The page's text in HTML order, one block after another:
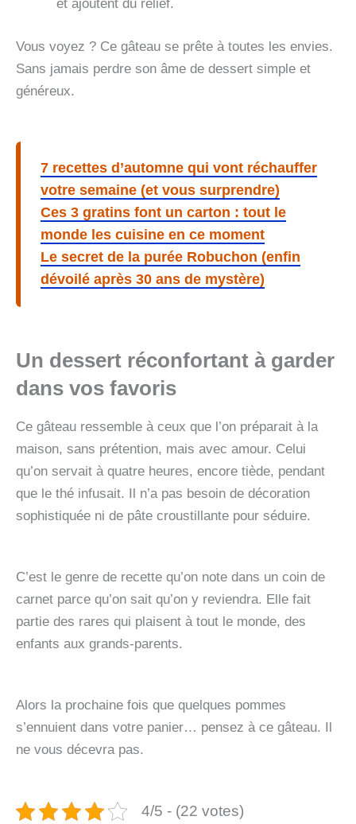
et ajoutent du relief.
Vous voyez ? Ce gâteau se prête à toutes les envies.
Sans jamais perdre son âme de dessert simple et
généreux.
7 recettes d’automne qui vont réchauffer
votre semaine (et vous surprendre)
Ces 3 gratins font un carton : tout le
monde les cuisine en ce moment
Le secret de la purée Robuchon (enfin
dévoilé après 30 ans de mystère)
Un dessert réconfortant à garder
dans vos favoris
Ce gâteau ressemble à ceux que l’on préparait à la
maison, sans prétention, mais avec amour. Celui
qu’on servait à quatre heures, encore tiède, pendant
que le thé infusait. Il n’a pas besoin de décoration
sophistiquée ni de pâte croustillante pour séduire.
C’est le genre de recette qu’on note dans un coin de
carnet parce qu’on sait qu’on y reviendra. Elle fait
partie des rares qui plaisent à tout le monde, des
enfants aux grands-parents.
Alors la prochaine fois que quelques pommes
s’ennuient dans votre panier… pensez à ce gâteau. Il
ne vous décevra pas.
4/5 - (22 votes)